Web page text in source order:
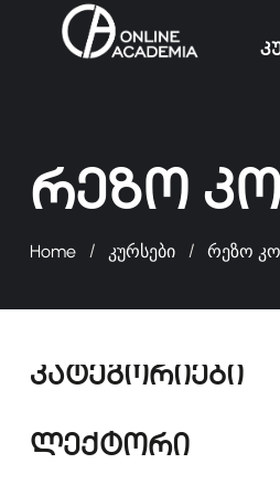
Რეზო
Home კურსები რეზო
კატეგორიები
ლექტორი